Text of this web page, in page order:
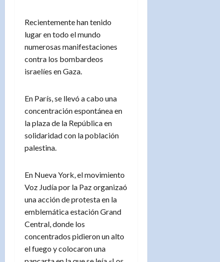
Recientemente han tenido
lugar en todo el mundo
numerosas manifestaciones
contra los bombardeos
israelíes en Gaza.
En París, se llevó a cabo una
concentración espontánea en
la plaza de la República en
solidaridad con la población
palestina.
En Nueva York, el movimiento
Voz Judía por la Paz organizaó
una acción de protesta en la
emblemática estación Grand
Central, donde los
concentrados pidieron un alto
el fuego y colocaron una